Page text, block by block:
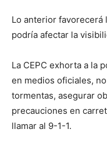
Lo anterior favorecerá
podría afectar la
La CEPC exhorta a la
en medios oficiales,
tormentas, asegurar
precauciones en
llamar al 9-1-1.